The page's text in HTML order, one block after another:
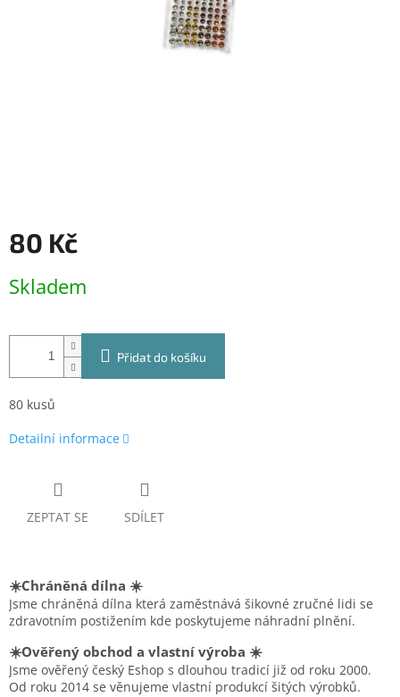
80 Kč
cena:
Skladem
Přidat do košíku
80 kusů
Detailní informace
ZEPTAT SE SDÍLET
☀️Chráněná dílna ☀️
Jsme chráněná dílna která zaměstnává šikovné zručné lidi se
zdravotním postižením kde poskytujeme náhradní plnění.
☀️Ověřený obchod a vlastní výroba ☀️
Jsme ověřený český Eshop s dlouhou tradicí již od roku 2000.
Od roku 2014 se věnujeme vlastní produkcí šitých výrobků.